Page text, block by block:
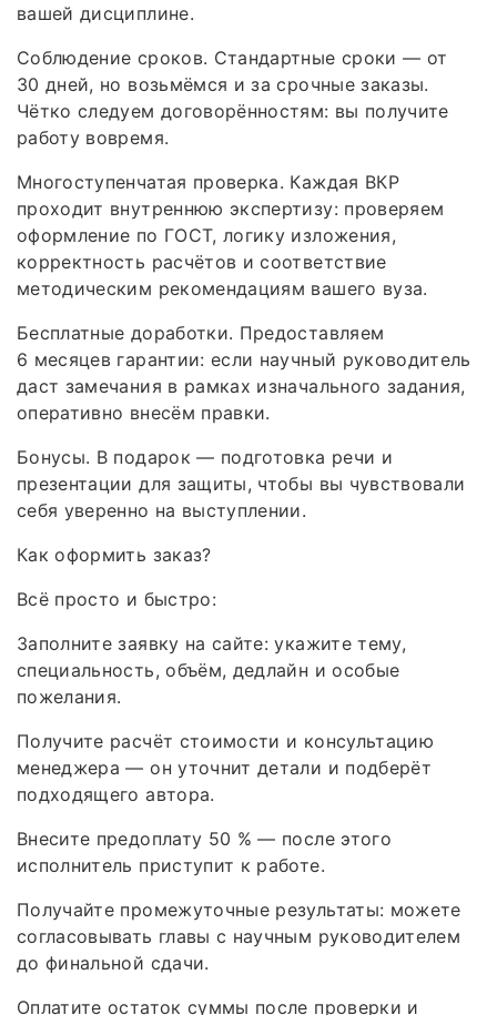
вашей дисциплине.
Соблюдение сроков. Стандартные сроки — от
30 дней, но возьмёмся и за срочные заказы.
Чётко следуем договорённостям: вы получите
работу вовремя.
Многоступенчатая проверка. Каждая ВКР
проходит внутреннюю экспертизу: проверяем
оформление по ГОСТ, логику изложения,
корректность расчётов и соответствие
методическим рекомендациям вашего вуза.
Бесплатные доработки. Предоставляем
6 месяцев гарантии: если научный руководитель
даст замечания в рамках изначального задания,
оперативно внесём правки.
Бонусы. В подарок — подготовка речи и
презентации для защиты, чтобы вы чувствовали
себя уверенно на выступлении.
Как оформить заказ?
Всё просто и быстро:
Заполните заявку на сайте: укажите тему,
специальность, объём, дедлайн и особые
пожелания.
Получите расчёт стоимости и консультацию
менеджера — он уточнит детали и подберёт
подходящего автора.
Внесите предоплату 50 % — после этого
исполнитель приступит к работе.
Получайте промежуточные результаты: можете
согласовывать главы с научным руководителем
до финальной сдачи.
Оплатите остаток суммы после проверки и